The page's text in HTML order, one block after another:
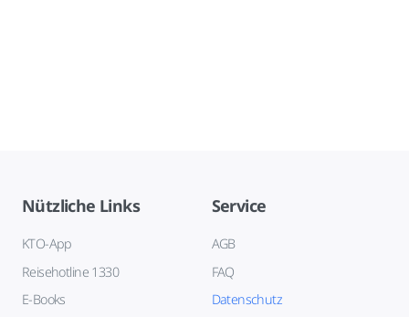
Nützliche Links
KTO-App
Reisehotline 1330
E-Books
Service
AGB
FAQ
Datenschutz